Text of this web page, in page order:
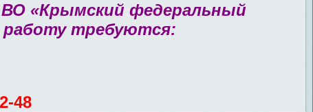
«Крымский федеральный
работу требуются:
48